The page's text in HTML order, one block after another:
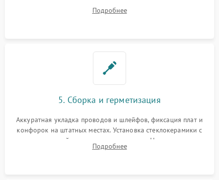
дорожек. Очистка контактов и замена поврежденной
Подробнее
5. Сборка и герметизация
Аккуратная укладка проводов и шлейфов, фиксация плат и
конфорок на штатных местах. Установка стеклокерамики с
проверкой равномерности зазоров. Нанесение
термостойкого герметика или укладка уплотнительной
Подробнее